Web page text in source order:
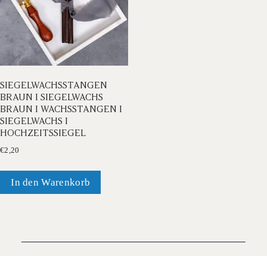
SIEGELWACHSSTANGEN
BRAUN I SIEGELWACHS
BRAUN I WACHSSTANGEN I
SIEGELWACHS I
HOCHZEITSSIEGEL
€2,20
In den Warenkorb